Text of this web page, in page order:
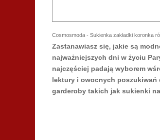
Cosmosmoda - Sukienka zakładki koronka
Zastanawiasz się, jakie są
najważniejszych dni w życiu
najczęściej padają wyborem
lektury i owocnych poszukiwań
garderoby takich jak sukienki